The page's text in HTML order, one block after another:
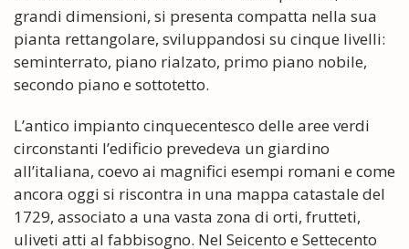
grandi dimensioni, si presenta compatta nella sua
pianta rettangolare, sviluppandosi su cinque livelli:
seminterrato, piano rialzato, primo piano nobile,
secondo piano e sottotetto.
L’antico impianto cinquecentesco delle aree verdi
circonstanti l’edificio prevedeva un giardino
all’italiana, coevo ai magnifici esempi romani e come
ancora oggi si riscontra in una mappa catastale del
1729, associato a una vasta zona di orti, frutteti,
uliveti atti al fabbisogno. Nel Seicento e Settecento